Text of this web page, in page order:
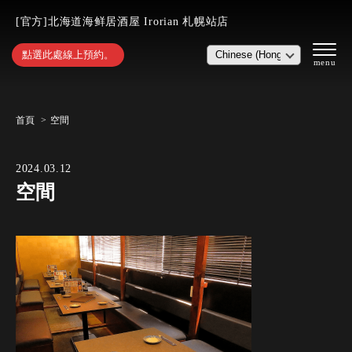
[官方]北海道海鲜居酒屋 Irorian 札幌站店
點選此處線上預約。
首頁 空間
2024.03.12
空間